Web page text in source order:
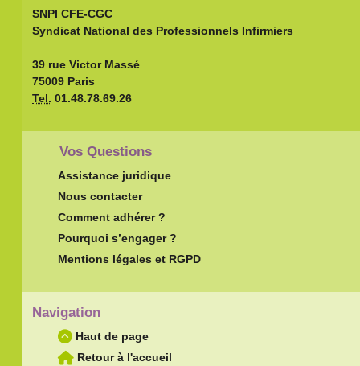
SNPI CFE-CGC
Syndicat National des Professionnels Infirmiers
39 rue Victor Massé
75009 Paris
Tel. 01.48.78.69.26
Vos Questions
Assistance juridique
Nous contacter
Comment adhérer ?
Pourquoi s’engager ?
Mentions légales et RGPD
Navigation
Haut de page
Retour à l'accueil